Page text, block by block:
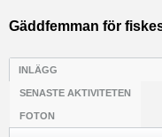
Gäddfemman för
INLÄGG
SENASTE AKTIVITETEN
FOTON